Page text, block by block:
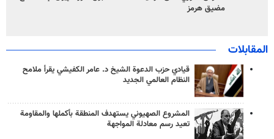
مضيق هرمز
المقابلات
قيادي حزب الدعوة الشيخ د. عامر الكفيشي يقرأ ملامح
النظام العالمي الجديد
المشروع الصهيوني يستهدف المنطقة بأكملها والمقاومة
تعيد رسم معادلة المواجهة